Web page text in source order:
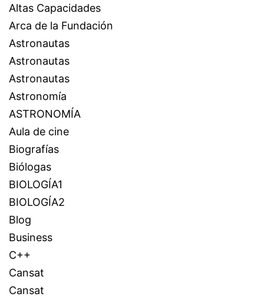
Altas Capacidades
Arca de la Fundación
Astronautas
Astronautas
Astronautas
Astronomía
ASTRONOMÍA
Aula de cine
Biografías
Biólogas
BIOLOGÍA1
BIOLOGÍA2
Blog
Business
C++
Cansat
Cansat